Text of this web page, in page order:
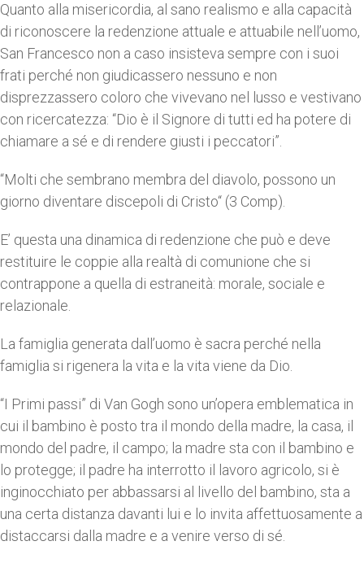
Quanto alla misericordia, al sano realismo e alla capacità
di riconoscere la redenzione attuale e attuabile nell’uomo,
San Francesco non a caso insisteva sempre con i suoi
frati perché non giudicassero nessuno e non
disprezzassero coloro che vivevano nel lusso e vestivano
con ricercatezza: “Dio è il Signore di tutti ed ha potere di
chiamare a sé e di rendere giusti i peccatori”.
“Molti che sembrano membra del diavolo, possono un
giorno diventare discepoli di Cristo“ (3 Comp).
E’ questa una dinamica di redenzione che può e deve
restituire le coppie alla realtà di comunione che si
contrappone a quella di estraneità: morale, sociale e
relazionale.
La famiglia generata dall’uomo è sacra perché nella
famiglia si rigenera la vita e la vita viene da Dio.
“I Primi passi” di Van Gogh sono un’opera emblematica in
cui il bambino è posto tra il mondo della madre, la casa, il
mondo del padre, il campo; la madre sta con il bambino e
lo protegge; il padre ha interrotto il lavoro agricolo, si è
inginocchiato per abbassarsi al livello del bambino, sta a
una certa distanza davanti lui e lo invita affettuosamente a
distaccarsi dalla madre e a venire verso di sé.